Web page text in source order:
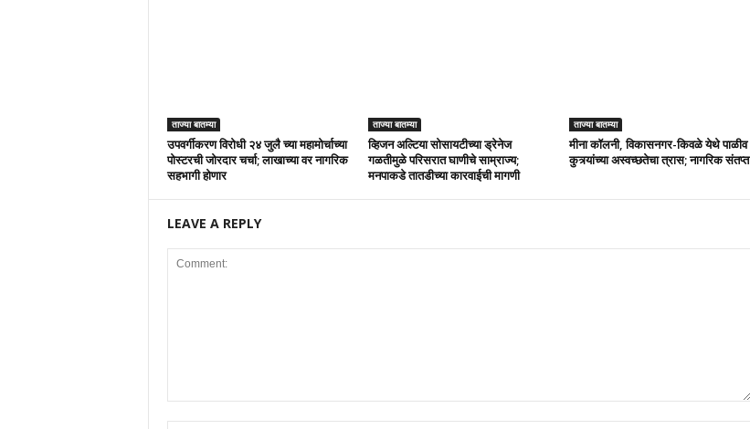
ताज्या बातम्या
उपवर्गीकरण विरोधी २४ जुलै च्या महामोर्चाच्या
पोस्टरची जोरदार चर्चा; लाखाच्या वर नागरिक
सहभागी होणार
ताज्या बातम्या
व्हिजन अल्टिया सोसायटीच्या ड्रेनेज
गळतीमुळे परिसरात घाणीचे साम्राज्य;
मनपाकडे तातडीच्या कारवाईची मागणी
ताज्या बातम्या
मीना कॉलनी, विकासनगर-किवळे येथे पाळीव
कुत्र्यांच्या अस्वच्छतेचा त्रास; नागरिक संतप्त
LEAVE A REPLY